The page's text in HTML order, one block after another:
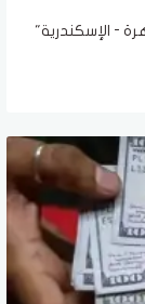
- الإسكندرية"